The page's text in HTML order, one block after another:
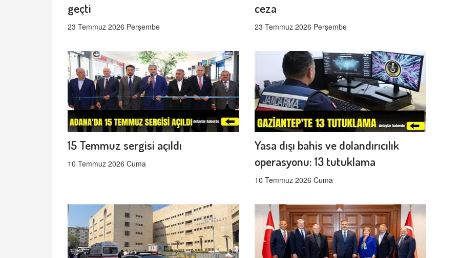
geçti
23 Temmuz 2026 Perşembe
ceza
23 Temmuz 2026 Perşembe
15 Temmuz sergisi açıldı
10 Temmuz 2026 Cuma
Yasa dışı bahis ve dolandırıcılık
operasyonu: 13 tutuklama
10 Temmuz 2026 Cuma